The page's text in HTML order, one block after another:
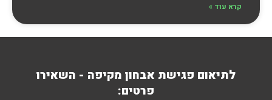
קרא עוד »
לתיאום פגישת אבחון מקיפה - השאירו
פרטים: